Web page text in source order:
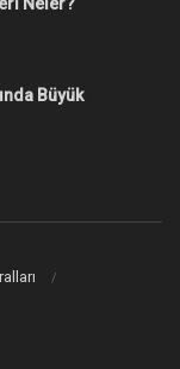
Neler?
Büyük